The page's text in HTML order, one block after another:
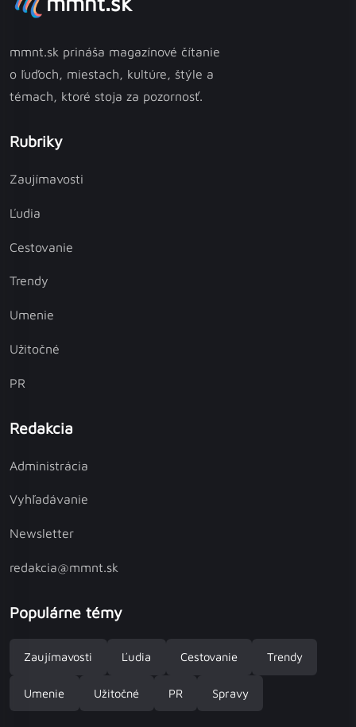
mmnt.sk prináša magazínové čítanie
o ľuďoch, miestach, kultúre, štýle a
témach, ktoré stoja za pozornosť.
Rubriky
Zaujímavosti
Ľudia
Cestovanie
Trendy
Umenie
Užitočné
PR
Redakcia
Administrácia
Vyhľadávanie
Newsletter
redakcia@mmnt.sk
Populárne témy
Zaujímavosti Ľudia Cestovanie Trendy
Umenie Užitočné PR Spravy